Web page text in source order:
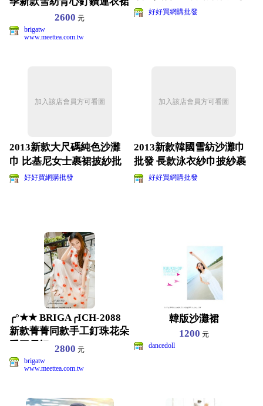
2600 元
brigatw
www.meettea.com.tw
圈等好好買網購批發
加入該店會員方可看圖
2013新款大尺碼純色沙灘
巾 比基尼女士裹裙披紗批​​
發
好好買網購批發
加入該店會員方可看圖
2013新款韓國雪紡沙灘巾
批發 長款泳衣紗巾披紗裹
紗
好好買網購批發
╭°★★ BRIGA╭ICH-2088
新款菁菁同款手工釘珠花朵
2800 元
brigatw
www.meettea.com.tw
韓版沙灘裙
1200 元
dancedoll